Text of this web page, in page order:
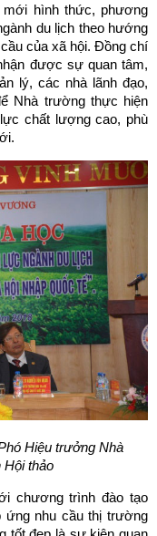
hình thức, phương
du lịch theo hướng
của xã hội. Đồng chí
được sự quan tâm,
lý, các nhà lãnh đạo,
Nhà trường thực hiện
chất lượng cao, phù
Hiệu trưởng Nhà
Hội thảo
chương trình đào tạo
ứng nhu cầu thị trường